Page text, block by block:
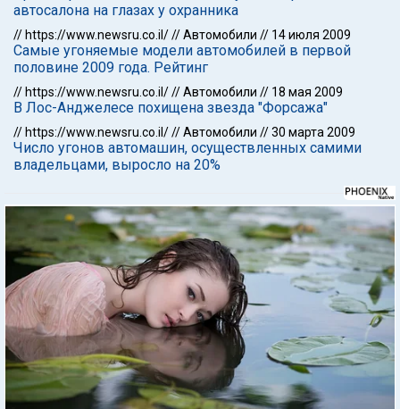
автосалона на глазах у охранника
// https://www.newsru.co.il///Автомобили // 14 июля 2009
Самые угоняемые модели автомобилей в первой
половине 2009 года. Рейтинг
// https://www.newsru.co.il///Автомобили // 18 мая 2009
В Лос-Анджелесе похищена звезда "Форсажа"
// https://www.newsru.co.il///Автомобили //30 марта 2009
Число угонов автомашин, осуществленных самими
владельцами, выросло на 20%